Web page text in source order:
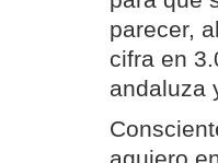
parecer,
cifra en
andaluza